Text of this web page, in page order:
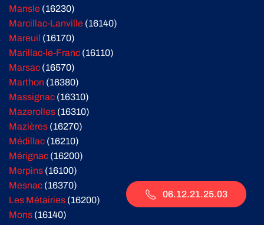
Mansle (16230)
Marcillac-Lanville (16140)
Mareuil (16170)
Marillac-le-Franc (16110)
Marsac (16570)
Marthon (16380)
Massignac (16310)
Mazerolles (16310)
Mazières (16270)
Médillac (16210)
Mérignac (16200)
Merpins (16100)
Mesnac (16370)
Les Métairies (16200)
Mons (16140)
06.12.21.25.03